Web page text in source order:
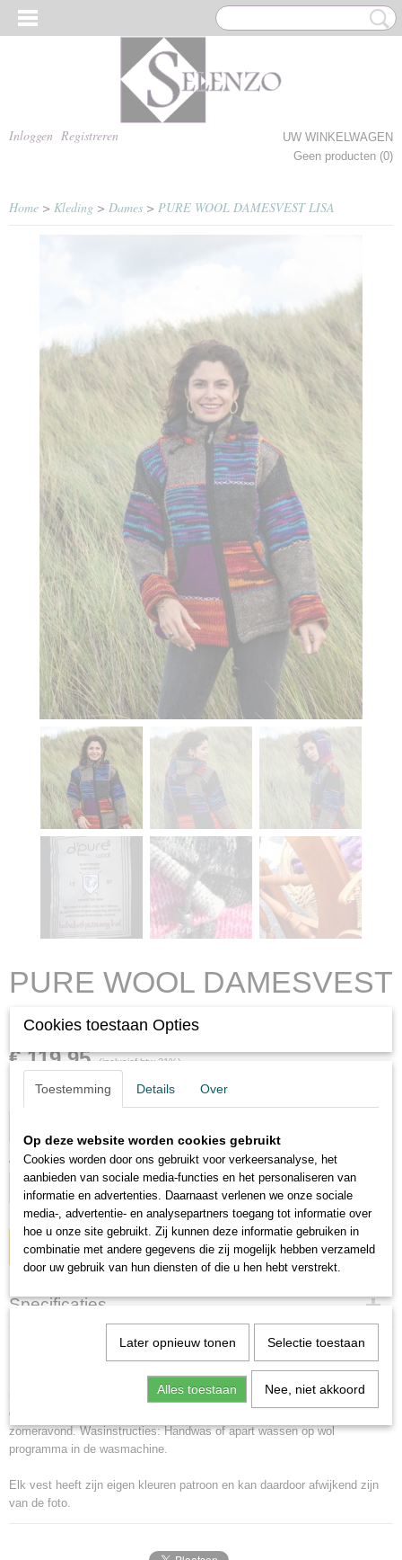
Inloggen Registreren
UW WINKELWAGEN
Geen producten (0)
Home > Kleding > Dames > PURE WOOL DAMESVEST LISA
PURE WOOL DAMESVEST
LISA
€ 119,95 (inclusief btw 21%)
Aantal
IN WINKELWAGEN
Specificaties
Deze hand gebreide vest is gemaakt van 100% puur Nieuw-Zeelands wol
met een dikke, zachte fleece voering. Een absolute unieke en warme jas,
draagbare meerdere maanden van het jaar, zelfs op een koude
zomeravond. Wasinstructies: Handwas of apart wassen op wol
programma in de wasmachine.
Elk vest heeft zijn eigen kleuren patroon en kan daardoor afwijkend zijn
van de foto.
Cookies toestaan Opties
Toestemming Details Over
Op deze website worden cookies gebruikt
Cookies worden door ons gebruikt voor verkeersanalyse, het
aanbieden van sociale media-functies en het personaliseren van
informatie en advertenties. Daarnaast verlenen we onze sociale
media-, advertentie- en analysepartners toegang tot informatie over
hoe u onze site gebruikt. Zij kunnen deze informatie gebruiken in
combinatie met andere gegevens die zij mogelijk hebben verzameld
door uw gebruik van hun diensten of die u hen hebt verstrekt.
Later opnieuw tonen Selectie toestaan
Alles toestaan Nee, niet akkoord